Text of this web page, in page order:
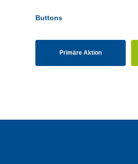
Buttons
Primäre Aktion